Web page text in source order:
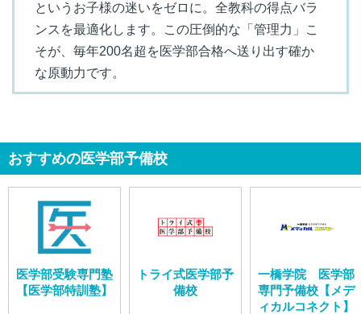
というお子様の迷いをゼロに。全教科の得点バラ
ンスを最適化します。この圧倒的な「管理力」こ
そが、毎年200名超を医学部合格へ送り出す確か
な原動力です。
おすすめの医学部予備校
医学部受験専門塾
【医学部特訓塾】
トライ式医学部予
備校
一橋学院 医学部
専門予備校【メデ
ィカルコネクト】